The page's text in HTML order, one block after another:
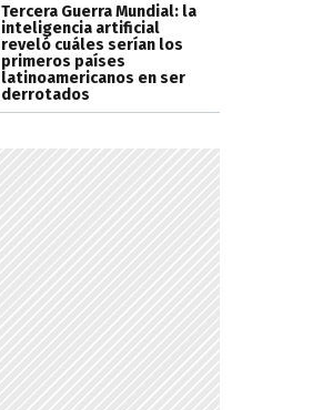
Tercera Guerra Mundial: la
inteligencia artificial
reveló cuáles serían los
primeros países
latinoamericanos en ser
derrotados